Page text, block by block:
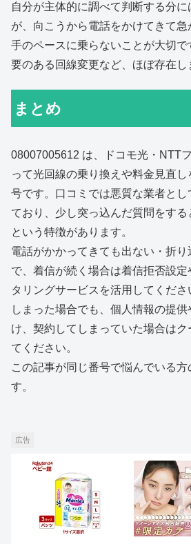
自分が主体的に調べて判断する分
が、向こうから電話をかけてきて
手のペースに乗らないことが大切
要のある回線変更など、ほぼ存在し
まとめ
08007005612 は、ドコモ光・NTT
って光回線の乗り換えや料金見直
号です。口コミでは悪質な業者と
ており、少し突っ込んだ質問をす
という特徴があります。
電話がかかってきても出ない・折
で、着信が続く場合は着信拒否設
タリングサービスを活用してくだ
しまった場合でも、個人情報の提
け、契約してしまっていた場合は
てください。
この記事が同じ番号で悩んでいる
す。
広告